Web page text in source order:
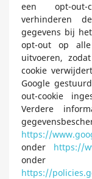
een opt-out-
verhinderen
gegevens bij
opt-out op
uitvoeren,
cookie
Google
out-cookie
Verdere
https://
onder https://
onder
https://